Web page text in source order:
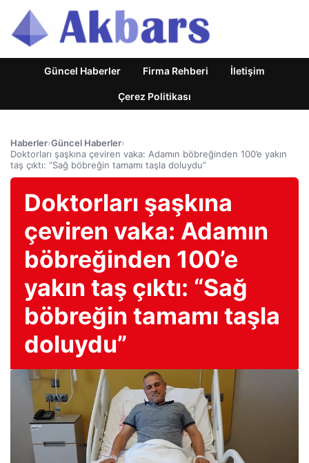
Güncel Haberler Firma Rehberi İletişim
Çerez Politikası
Haberler›Güncel Haberler›
Doktorları şaşkına çeviren vaka: Adamın böbreğinden 100’e yakın
taş çıktı: “Sağ böbreğin tamamı taşla doluydu”
Doktorları şaşkına
çeviren vaka: Adamın
böbreğinden 100’e
yakın taş çıktı: “Sağ
böbreğin tamamı taşla
doluydu”